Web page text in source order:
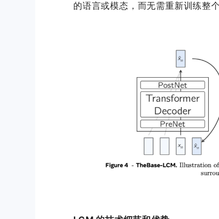
的语言或模态，而无需重新训练整